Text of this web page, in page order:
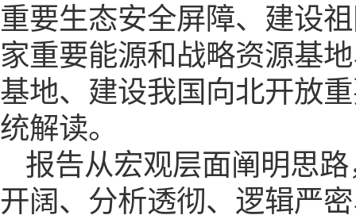
重要生态安全屏障、建设
家重要能源和战略资源基
基地、建设我国向北开放
统解读。
报告从宏观层面阐明思
开阔、分析透彻、逻辑严